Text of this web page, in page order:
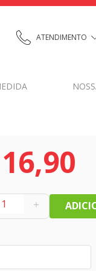
ATENDIMENTO
16,90
＋